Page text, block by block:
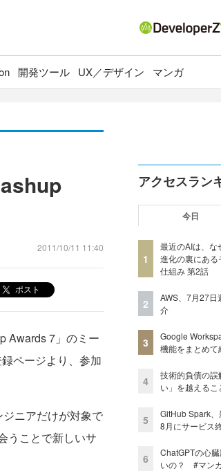
開発ツール UX／デザイン マンガ
2011/10/11 11:40
ポスト
Awards 7」のミー
ページより、参加
ニアだけが対象で
うことで新しいサ
アクセスラン
今日
1
最近のAIは、
進化の裏にあ
仕組み 第2話
2
AWS、7月27日
介
3
Google
機能をまとめて
4
技術的負債の
い」を越える
5
GitHub Spark
8月にサービス
6
ChatGPTの心
いの？ #マン